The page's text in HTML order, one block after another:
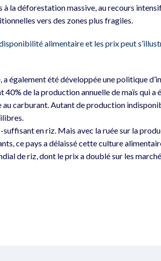
la déforestation massive, au recours
vers des zones plus fragiles.
alimentaire et les prix peut
a également été développée une politique
40% de la production annuelle de maïs qui a
carburant. Autant de production
suffisant en riz. Mais avec la ruée sur la
ce pays a délaissé cette culture
de riz, dont le prix a doublé sur les